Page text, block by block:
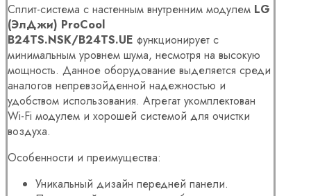
Сплит-система с настенным внутренним модулем LG
(ЭлДжи) ProCool
B24TS.NSK/B24TS.UE функционирует с
минимальным уровнем шума, несмотря на высокую
мощность. Данное оборудование выделяется среди
аналогов непревзойденной надежностью и
удобством использования. Агрегат укомплектован
Wi-Fi модулем и хорошей системой для очистки
воздуха.
Особенности и преимущества:
Уникальный дизайн передней панели.